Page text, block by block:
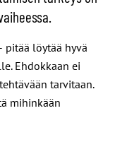
pitää löytää hyvä
Ehdokkaan ei
tarvitaan.
mihinkään